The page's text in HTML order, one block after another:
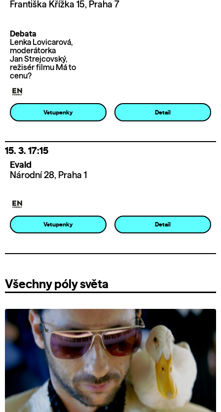
Františka Křížka 15, Praha 7
Debata
Lenka Lovicarová,
moderátorka
Jan Strejcovský,
režisér filmu Má to
cenu?
Vstupenky Detail
15. 3. 17:15
Evald
Národní 28, Praha 1
Vstupenky Detail
Všechny póly světa